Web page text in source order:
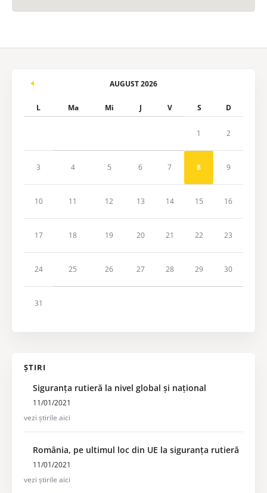
AUGUST 2026
L Ma Mi J V S D
1 2
3 4 5 6 7 8 9
10 11 12 13 14 15 16
17 18 19 20 21 22 23
24 25 26 27 28 29 30
31
ȘTIRI
Siguranța rutieră la nivel global și național
11/01/2021
vezi știrile aici
România, pe ultimul loc din UE la siguranța rutieră
11/01/2021
vezi știrile aici